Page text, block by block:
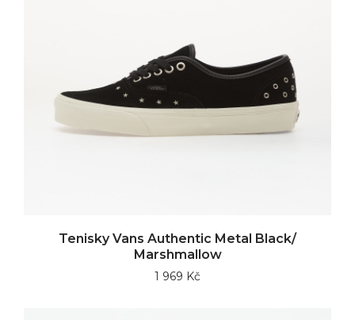
Tenisky Vans Authentic Metal Black/
Marshmallow
1 969 Kč